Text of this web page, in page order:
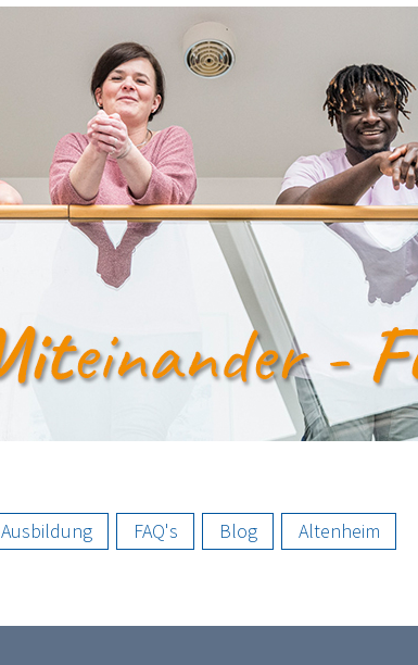
Ausbildung FAQ's Blog Altenheim